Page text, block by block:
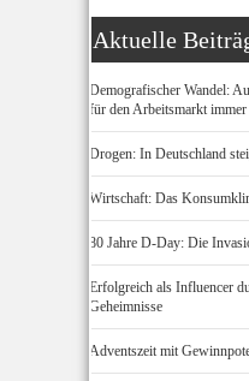
Aktuelle
Demografischer Wandel:
für den Arbeitsmarkt
Drogen: In Deutschland
Wirtschaft: Das
80 Jahre D-Day: Die
Erfolgreich als Influencer
Geheimnisse
Adventszeit mit